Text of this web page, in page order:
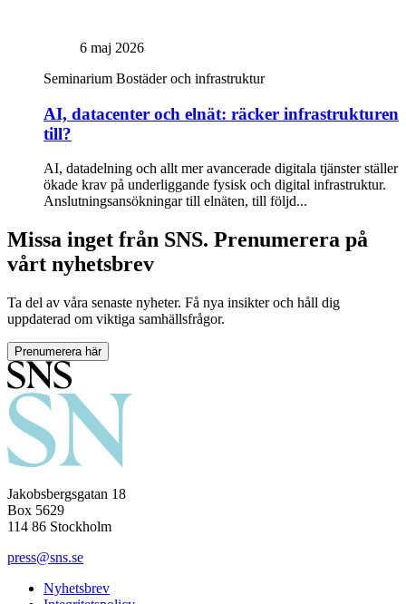
6 maj 2026
Seminarium Bostäder och infrastruktur
AI, datacenter och elnät: räcker infrastrukturen
till?
AI, datadelning och allt mer avancerade digitala tjänster ställer
ökade krav på underliggande fysisk och digital infrastruktur.
Anslutningsansökningar till elnäten, till följd...
Missa inget från SNS. Prenumerera på
vårt nyhetsbrev
Ta del av våra senaste nyheter. Få nya insikter och håll dig
uppdaterad om viktiga samhällsfrågor.
Prenumerera här
Jakobsbergsgatan 18
Box 5629
114 86 Stockholm
press@sns.se
Nyhetsbrev